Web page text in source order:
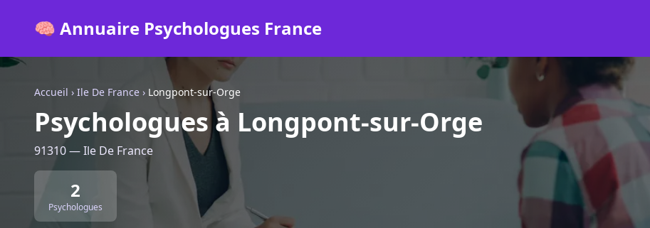
🧠 Annuaire Psychologues France
Accueil › Ile De France › Longpont-sur-Orge
Psychologues à Longpont-sur-Orge
91310 — Ile De France
2
Psychologues